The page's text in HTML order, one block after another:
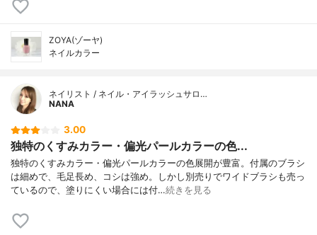
ZOYA(ゾーヤ)
ネイルカラー
ネイリスト / ネイル・アイラッシュサロ…
NANA
3.00
独特のくすみカラー・偏光パールカラーの色...
独特のくすみカラー・偏光パールカラーの色展開が豊富。付属のブラシ
は細めで、毛足長め、コシは強め。しかし別売りでワイドブラシも売っ
ているので、塗りにくい場合には付…続きを見る